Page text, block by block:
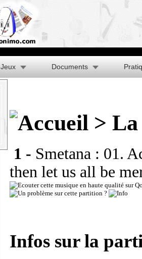
Jeux Documents
> La
1 - Smetana : 01.
then let us all be
Infos sur la